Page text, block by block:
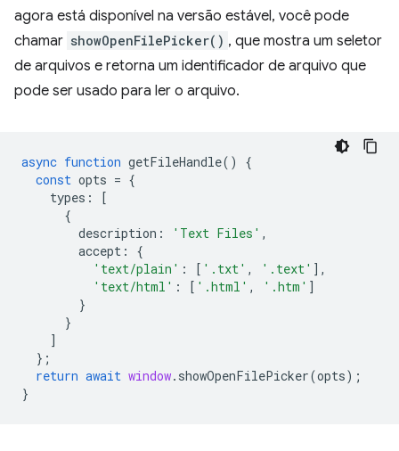
agora está disponível na versão estável, você pode
chamar showOpenFilePicker() , que mostra um seletor
de arquivos e retorna um identificador de arquivo que
pode ser usado para ler o arquivo.
async function getFileHandle()
{
const opts = {
types :
[
{
description : 'Text Files' ,
accept :
{
'text/plain' : [ '.txt' , '.text' ],
'text/html' : [ '.html' , '.htm' ]
}
}
]
};
return await window. showOpenFilePicker(opts);
}